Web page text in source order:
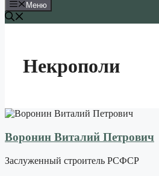
Меню
Некрополи
Воронин Виталий Петрович
Заслуженный строитель РСФСР